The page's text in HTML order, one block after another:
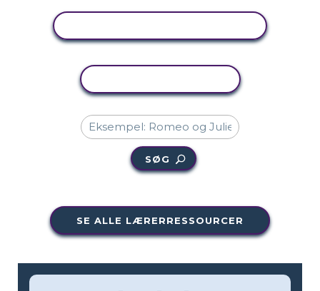
SØG
SE ALLE LÆRERRESSOURCER